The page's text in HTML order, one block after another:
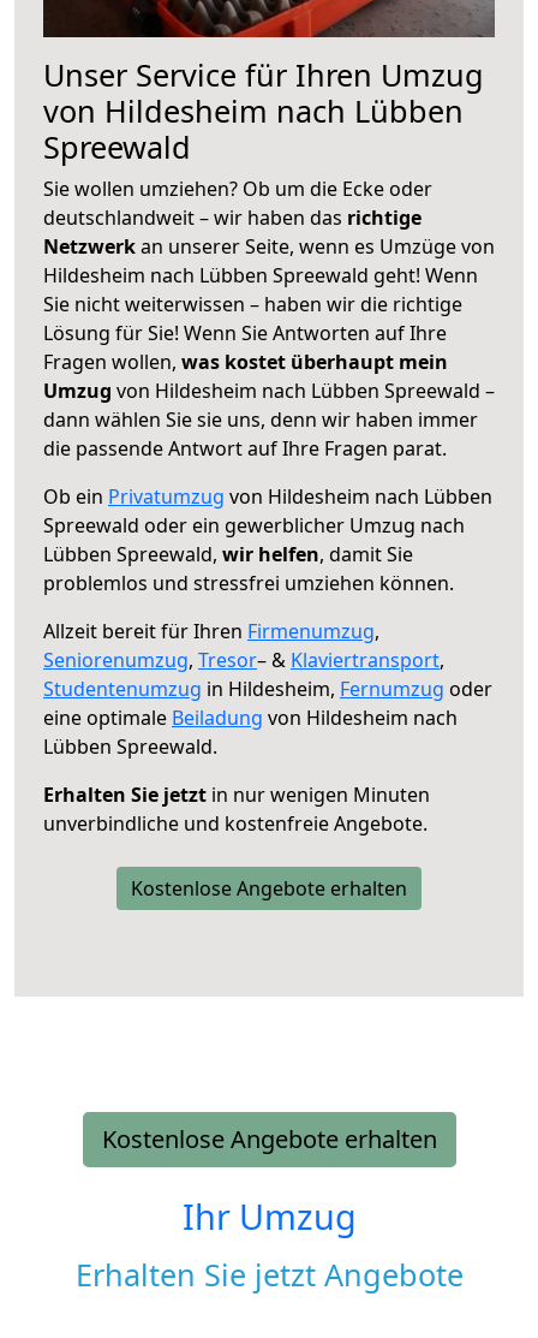
Unser Service für Ihren Umzug
von Hildesheim nach Lübben
Spreewald
Sie wollen umziehen? Ob um die Ecke oder
deutschlandweit – wir haben das richtige
Netzwerkan unserer Seite, wenn es Umzüge von
Hildesheim nach Lübben Spreewald geht! Wenn
Sie nicht weiterwissen – haben wir die richtige
Lösung für Sie! Wenn Sie Antworten auf Ihre
Fragen wollen, was kostet überhaupt mein
Umzug von Hildesheim nach Lübben Spreewald –
dann wählen Sie sie uns, denn wir haben immer
die passende Antwort auf Ihre Fragen parat.
Ob ein Privatumzug von Hildesheim nach Lübben
Spreewald oder ein gewerblicher Umzug nach
Lübben Spreewald, wir helfen, damit Sie
problemlos und stressfrei umziehen können.
Allzeit bereit für Ihren Firmenumzug,
Seniorenumzug, Tresor– & Klaviertransport,
Studentenumzug in Hildesheim, Fernumzug oder
eine optimale Beiladung von Hildesheim nach
Lübben Spreewald.
Erhalten Sie jetzt in nur wenigen Minuten
unverbindliche und kostenfreie Angebote.
Kostenlose Angebote erhalten
Kostenlose Angebote erhalten
Ihr Umzug
Erhalten Sie jetzt Angebote